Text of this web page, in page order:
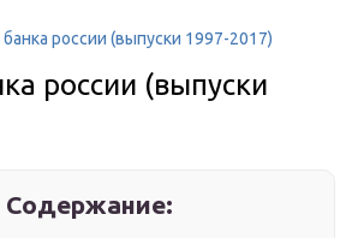
россии (выпуски 1997-2017)
россии (выпуски
Содержание: